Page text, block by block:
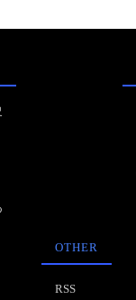
OTHER
RSS